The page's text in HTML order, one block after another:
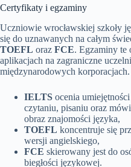
Certyfikaty i egzaminy
Uczniowie wrocławskiej szkoły
się do uznawanych na całym
TOEFL oraz FCE. Egzaminy te
aplikacjach na zagraniczne
międzynarodowych korporacjach.
IELTS ocenia
czytaniu, pisaniu oraz
obraz znajomości języka,
TOEFL koncentruje się
wersji angielskiego,
FCE skierowany jest do
biegłości językowej.